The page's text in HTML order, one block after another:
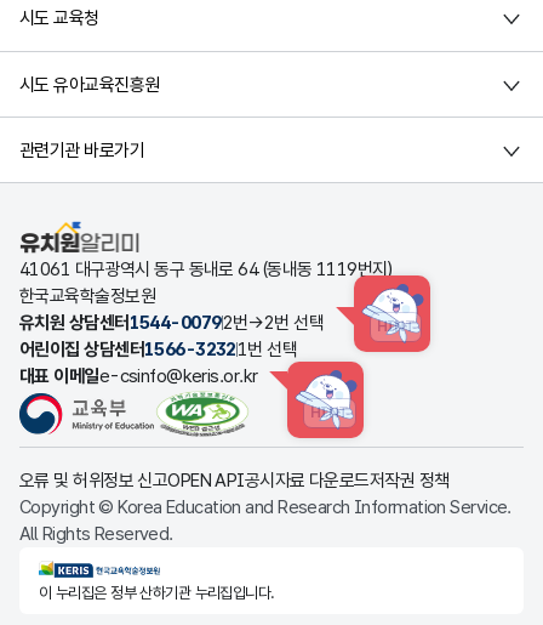
시도 교육청
시도 유아교육진흥원
관련기관 바로가기
유치원알리미
41061 대구광역시 동구 동내로 64 (동내동 1119번지)
한국교육학술정보원
유치원 상담센터 1544-00792번→2번 선택 HINT
어린이집 상담센터1566-32321번 선택
대표 이메일e-csinfo@keris.or.kr
HINT
오류 및 허위정보 신고OPEN API공시자료 다운로드저작권 정책
Copyright © Korea Education and Research Information Service.
All Rights Reserved.
KERIS한국교육학술정보원
이 누리집은 정부 산하기관 누리집입니다.